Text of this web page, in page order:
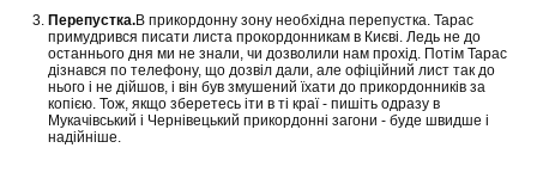
Перепустка.В прикордонну зону необхідна перепустка. Тарас
примудрився писати листа прокордонникам в Києві. Ледь не до
останнього дня ми не знали, чи дозволили нам прохід. Потім Тарас
дізнався по телефону, що дозвіл дали, але офіційний лист так до
нього і не дійшов, і він був змушений їхати до прикордонників за
копією. Тож, якщо зберетесь іти в ті краї - пишіть одразу в
Мукачівський і Чернівецький прикордонні загони - буде швидше і
надійніше.